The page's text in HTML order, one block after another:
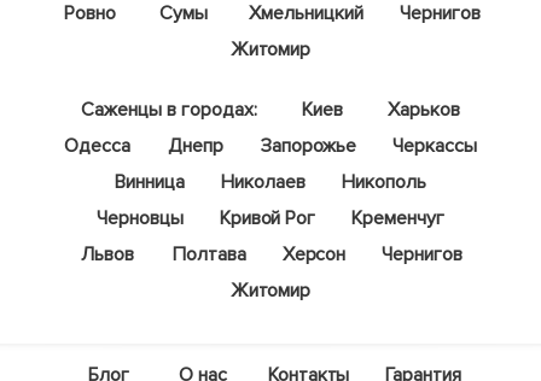
Ровно
Сумы Хмельницкий
Чернигов
Житомир
Саженцы в городах: Киев
Харьков
Одесса
Днепр Запорожье
Черкассы
Винница
Николаев
Никополь
Черновцы
Кривой Рог
Кременчуг
Львов
Полтава Херсон
Чернигов
Житомир
Блог О нас Контакты
Гарантия